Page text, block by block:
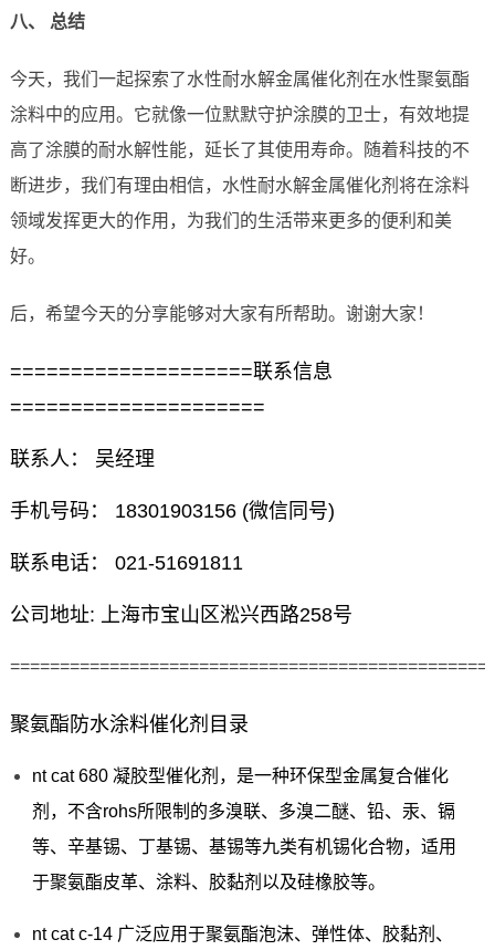
八、 总结
今天，我们一起探索了水性耐水解金属催化剂在水性聚氨酯
涂料中的应用。它就像一位默默守护涂膜的卫士，有效地提
高了涂膜的耐水解性能，延长了其使用寿命。随着科技的不
断进步，我们有理由相信，水性耐水解金属催化剂将在涂料
领域发挥更大的作用，为我们的生活带来更多的便利和美
好。
后，希望今天的分享能够对大家有所帮助。谢谢大家！
====================联系信息
=====================
联系人： 吴经理
手机号码： 18301903156 (微信同号)
联系电话： 021-51691811
公司地址: 上海市宝山区淞兴西路258号
聚氨酯防水涂料催化剂目录
nt cat 680 凝胶型催化剂，是一种环保型金属复合催化
剂，不含rohs所限制的多溴联、多溴二醚、铅、汞、镉
等、辛基锡、丁基锡、基锡等九类有机锡化合物，适用
于聚氨酯皮革、涂料、胶黏剂以及硅橡胶等。
nt cat c-14 广泛应用于聚氨酯泡沫、弹性体、胶黏剂、